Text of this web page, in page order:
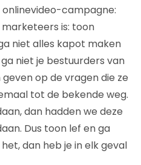
campagne:
is: toon
niet alles kapot maken
niet je bestuurders van
op de vragen die ze
tot de bekende weg.
dan hadden we deze
Dus toon lef en ga
dan heb je in elk geval